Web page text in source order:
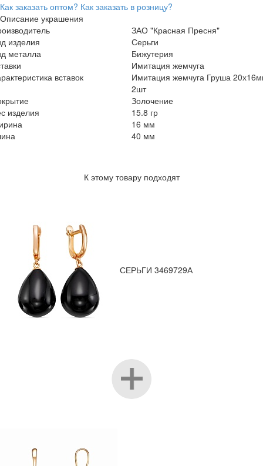
Как заказать оптом? Как заказать в розницу?
Описание украшения
ЗАО "Красная Пресня"
изделия
Серьги
металла
Бижутерия
Имитация жемчуга
вставок
Имитация жемчуга Груша
2шт
Золочение
изделия
15.8 гр
16 мм
40 мм
К этому товару подходят
СЕРЬГИ 3469729А